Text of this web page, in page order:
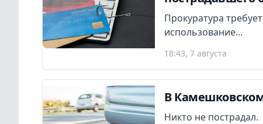
Прокуратура
использование...
18:43, 7 августа
В
Никто не пострадал.